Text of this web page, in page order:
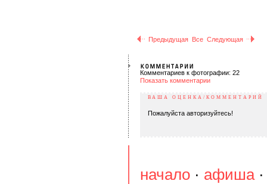
Предыдущая Все Следующая
Комментариев к фотографии: 22
Показать комментарии
ВАША ОЦЕНКА/КОММЕНТАРИЙ
Пожалуйста авторизуйтесь!
начало · афиша